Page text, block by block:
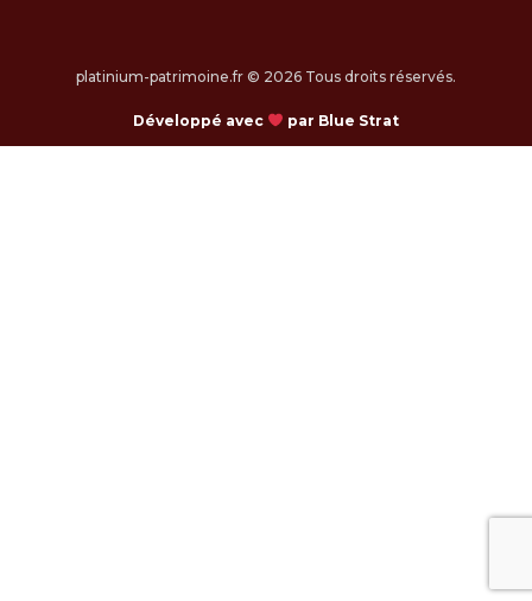
platinium-patrimoine.fr © 2026 Tous droits réservés.
Développé avec par Blue Strat